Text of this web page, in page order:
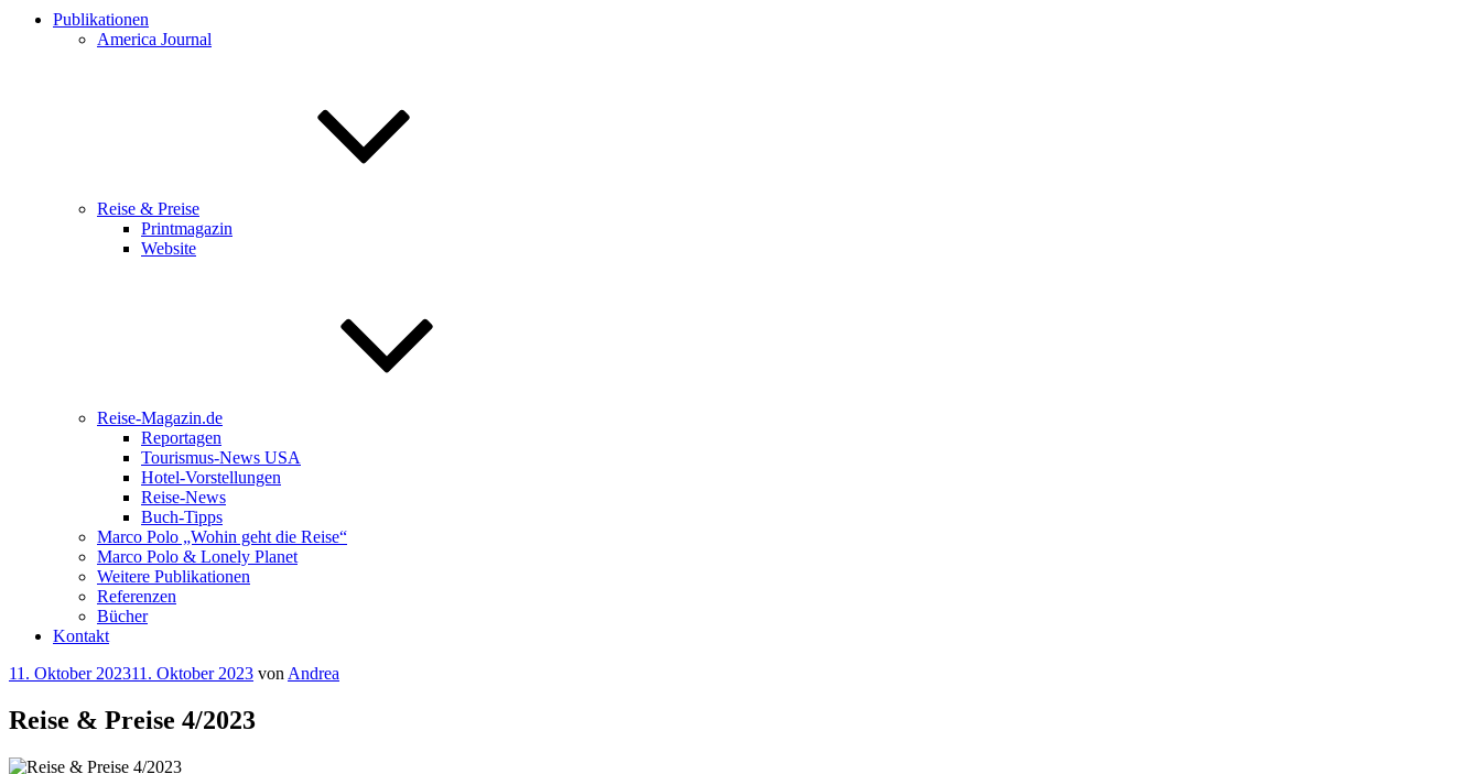
Publikationen
America Journal
Reise & Preise
Printmagazin
Website
Reise-Magazin.de
Reportagen
Tourismus-News USA
Hotel-Vorstellungen
Reise-News
Buch-Tipps
Marco Polo „Wohin geht die Reise“
Marco Polo & Lonely Planet
Weitere Publikationen
Referenzen
Bücher
Kontakt
Veröffentlicht
11. Oktober 202311. Oktober 2023 von Andrea
Reise & Preise 4/2023